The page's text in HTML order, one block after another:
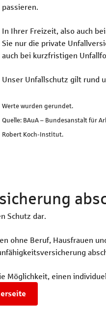
passieren.
In Ihrer Freizeit, also auch
Sie nur die private
auch bei kurzfristigen
Unser Unfallschutz gilt rund
Werte wurden gerundet.
Quelle: BAuA – Bundesanstalt für
Robert Koch-Institut.
Schutz dar.
ohne Beruf, Hausfrauen
einen